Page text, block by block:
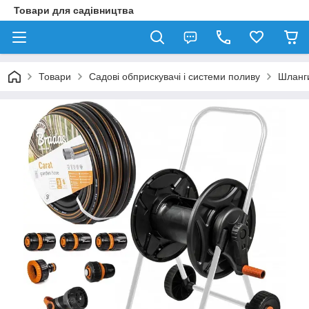
Товари для садівництва
Товари Садові обприскувачі і системи поливу